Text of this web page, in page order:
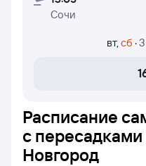
и дни недели, в которые
Сочи
вт,сб ·
Расписание
с
Новгород